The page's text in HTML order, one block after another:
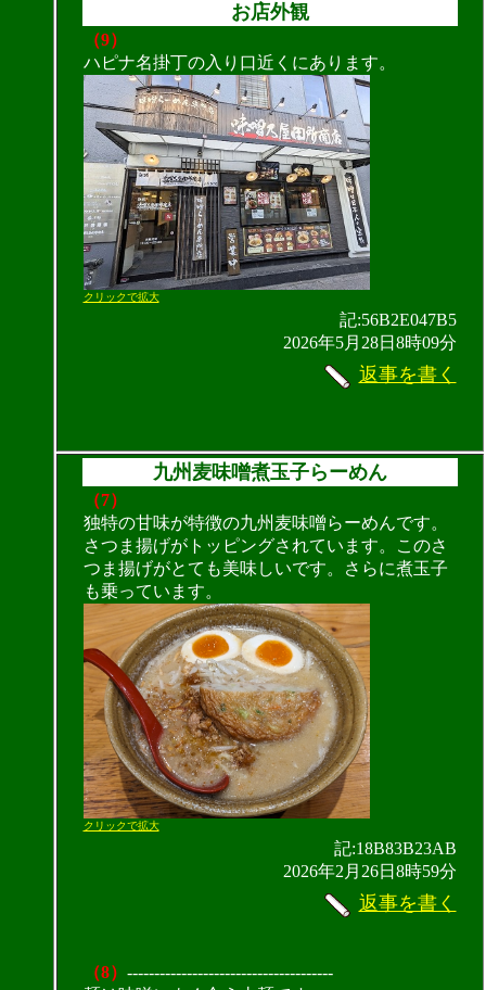
お店外観
（9）
ハピナ名掛丁の入り口近くにあります。
クリックで拡大
記:56B2E047B5
2026年5月28日8時09分
返事を書く
九州麦味噌煮玉子らーめん
（7）
独特の甘味が特徴の九州麦味噌らーめんです。
さつま揚げがトッピングされています。このさ
つま揚げがとても美味しいです。さらに煮玉子
も乗っています。
クリックで拡大
記:18B83B23AB
2026年2月26日8時59分
返事を書く
（8） --------------------------------------